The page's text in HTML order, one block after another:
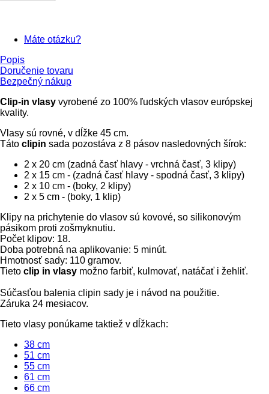
Máte otázku?
Popis
Doručenie tovaru
Bezpečný nákup
Clip-in vlasy vyrobené zo 100% ľudských vlasov európskej
kvality.
Vlasy sú rovné, v dĺžke 45 cm.
Táto clipin sada pozostáva z 8 pásov nasledovných šírok:
2 x 20 cm (zadná časť hlavy - vrchná časť, 3 klipy)
2 x 15 cm - (zadná časť hlavy - spodná časť, 3 klipy)
2 x 10 cm - (boky, 2 klipy)
2 x 5 cm - (boky, 1 klip)
Klipy na prichytenie do vlasov sú kovové, so silikonovým
pásikom proti zošmyknutiu.
Počet klipov: 18.
Doba potrebná na aplikovanie: 5 minút.
Hmotnosť sady: 110 gramov.
Tieto clip in vlasy možno farbiť, kulmovať, natáčať i žehliť.
Súčasťou balenia clipin sady je i návod na použitie.
Záruka 24 mesiacov.
Tieto vlasy ponúkame taktiež v dĺžkach:
38 cm
51 cm
55 cm
61 cm
66 cm